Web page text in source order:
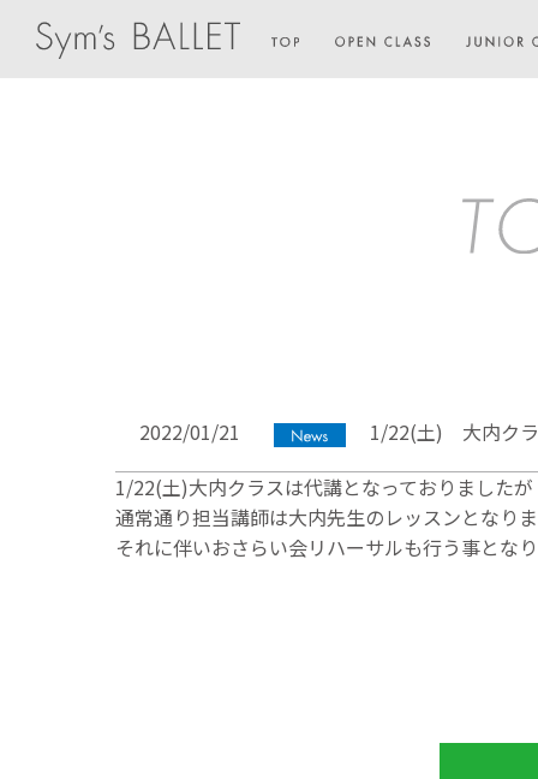
2022/01/21
1/22(土) 大内ク
1/22(土)大内クラスは代講となっておりましたが
通常通り担当講師は大内先生のレッスンとなり
それに伴いおさらい会リハーサルも行う事とな